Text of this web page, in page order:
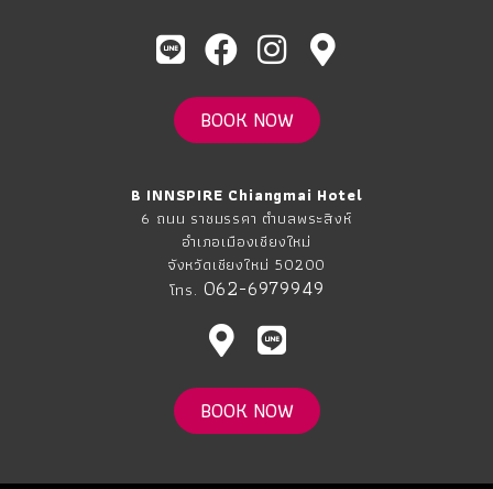
BOOK NOW
B INNSPIRE Chiangmai Hotel
6 ถนน ราชมรรคา ตำบลพระสิงห์
อำเภอเมืองเชียงใหม่
จังหวัดเชียงใหม่ 50200
โทร. 062-6979949
BOOK NOW